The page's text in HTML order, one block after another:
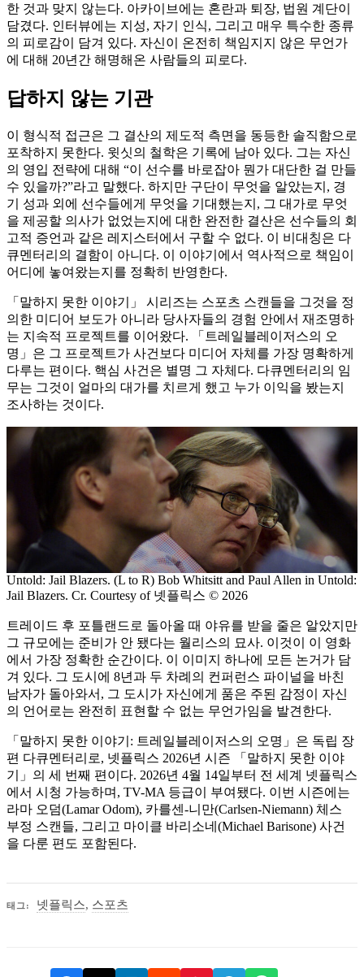
한 것과 맞지 않는다. 아카이브에는 혼란과 퇴장, 법원 계단이
담겼다. 인터뷰에는 지성, 자기 인식, 그리고 매우 특수한 종류
의 피로감이 담겨 있다. 자신이 온전히 책임지지 않은 무언가
에 대해 20년간 해명해온 사람들의 피로다.
답하지 않는 기관
이 형식적 접근은 그 결산의 제도적 측면을 동등한 솔직함으로
포착하지 못한다. 윗싯의 철학은 기록에 남아 있다. 그는 자신
의 영입 전략에 대해 “이 선수를 바로잡아 뭔가 대단한 걸 만들
수 있을까?”라고 말했다. 하지만 구단이 무엇을 알았는지, 경
기 성과 외에 선수들에게 무엇을 기대했는지, 그 대가로 무엇
을 제공할 의사가 없었는지에 대한 완전한 결산은 선수들의 회
고적 증언과 같은 레지스터에서 구할 수 없다. 이 비대칭은 다
큐멘터리의 결함이 아니다. 이 이야기에서 역사적으로 책임이
어디에 놓여왔는지를 정확히 반영한다.
「말하지 못한 이야기」 시리즈는 스포츠 스캔들을 그것을 정
의한 미디어 보도가 아니라 당사자들의 경험 안에서 재조명하
는 지속적 프로젝트를 이어왔다. 「트레일블레이저스의 오
명」은 그 프로젝트가 사건보다 미디어 자체를 가장 명확하게
다루는 편이다. 핵심 사건은 별명 그 자체다. 다큐멘터리의 임
무는 그것이 얼마의 대가를 치르게 했고 누가 이익을 봤는지
조사하는 것이다.
Untold: Jail Blazers. (L to R) Bob Whitsitt and Paul Allen in Untold:
Jail Blazers. Cr. Courtesy of 넷플릭스 © 2026
트레이드 후 포틀랜드로 돌아올 때 야유를 받을 줄은 알았지만
그 규모에는 준비가 안 됐다는 월리스의 묘사. 이것이 이 영화
에서 가장 정확한 순간이다. 이 이미지 하나에 모든 논거가 담
겨 있다. 그 도시에 8년과 두 차례의 컨퍼런스 파이널을 바친
남자가 돌아와서, 그 도시가 자신에게 품은 주된 감정이 자신
의 언어로는 완전히 표현할 수 없는 무언가임을 발견한다.
「말하지 못한 이야기: 트레일블레이저스의 오명」은 독립 장
편 다큐멘터리로, 넷플릭스 2026년 시즌 「말하지 못한 이야
기」의 세 번째 편이다. 2026년 4월 14일부터 전 세계 넷플릭스
에서 시청 가능하며, TV-MA 등급이 부여됐다. 이번 시즌에는
라마 오덤(Lamar Odom), 카를센-니만(Carlsen-Niemann) 체스
부정 스캔들, 그리고 마이클 바리소네(Michael Barisone) 사건
을 다룬 편도 포함된다.
태그: 넷플릭스, 스포츠